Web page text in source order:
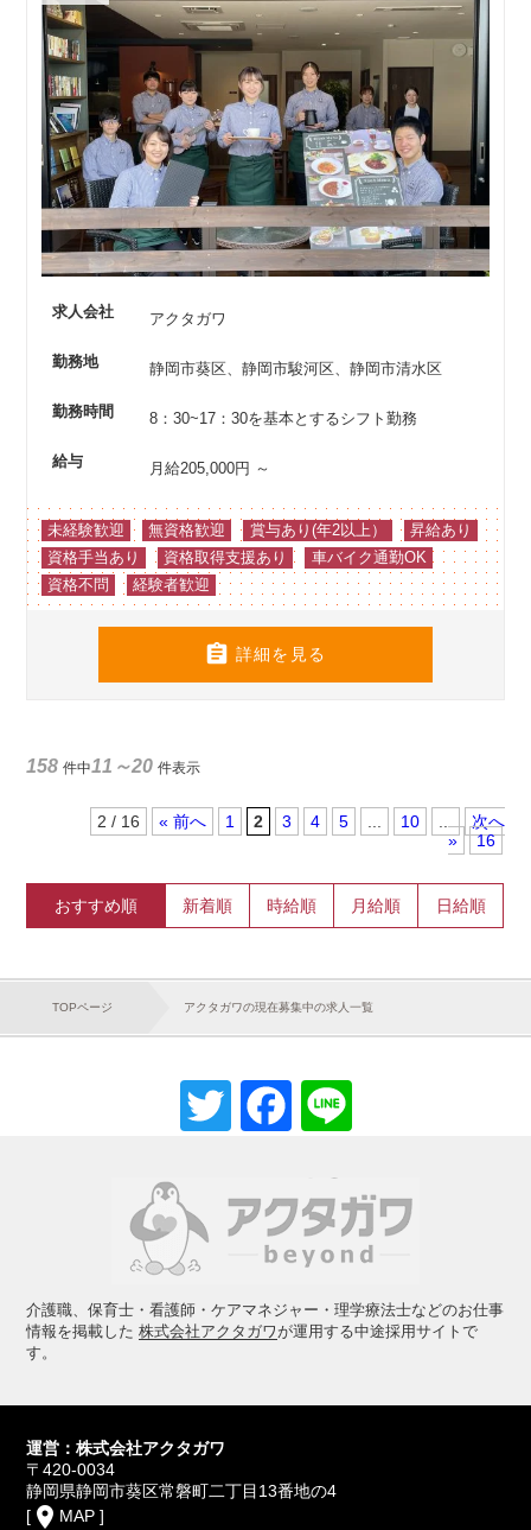
求人会社 アクタガワ
勤務地 静岡市葵区、静岡市駿河区、静岡市清水区
勤務時間 8：30~17：30を基本とするシフト勤務
給与 月給205,000円 ～
未経験歓迎 無資格歓迎 賞与あり(年2以上）
昇給あり
資格手当あり
資格取得支援あり
車バイク通勤OK
資格不問
経験者歓迎
 詳細を見る
158 件中11～20 件表示
2 / 16 « 1 2 3 4 5 10
»
16
おすすめ順 新着順 時給順 月給順 日給順
TOPページ アクタガワの現在募集中の求人一覧
TwitterFacebook
介護職、保育士・看護師・ケアマネジャー・理学療法士などのお仕事
情報を掲載した株式会社アクタガワが運用する中途採用サイトで
す。
運営：株式会社アクタガワ
〒420-0034
静岡県静岡市葵区常磐町二丁目13番地の4
[ place MAP ]